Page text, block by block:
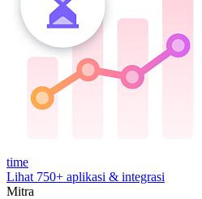
time
Lihat 750+ aplikasi & integrasi
Mitra